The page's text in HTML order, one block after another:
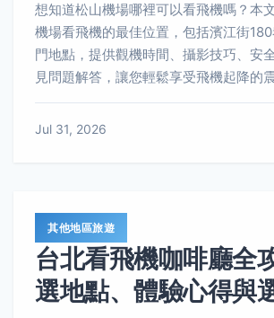
想知道松山機場哪裡可以看飛機嗎？本
機場看飛機的最佳位置，包括濱江街
門地點，提供觀機時間、攝影技巧、安
見問題解答，讓您輕鬆享受飛機起降的
Jul 31, 2026
其他地區旅遊
台北看飛機咖啡廳全
選地點、體驗心得與